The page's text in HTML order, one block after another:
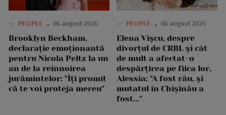
— PEOPLE 06 august 2026
Brooklyn Beckham,
declarație emoționantă
pentru Nicola Peltz la un
an de la reînnoirea
jurămintelor: "Îți promit
că te voi proteja mereu"
— PEOPLE 06 august 2026
Elena Vîșcu, despre
divorțul de CRBL și cât
de mult a afectat-o
despărțirea pe fiica lor,
Alessia: "A fost rău, și
mutatul în Chișinău a
fost..."